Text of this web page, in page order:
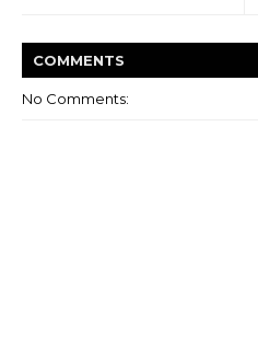
COMMENTS
No Comments: